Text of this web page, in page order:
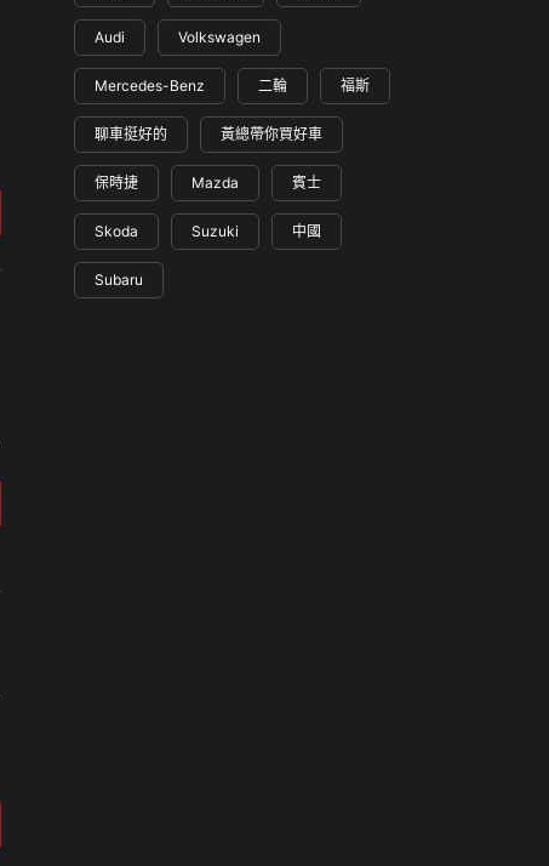
Audi Volkswagen
Mercedes-Benz 二輪 福斯
聊車挺好的 黃總帶你買好車
保時捷 Mazda 賓士
Skoda Suzuki 中國
Subaru